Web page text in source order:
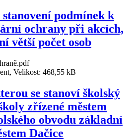
podmínek k
ochrany při akcích,
větší počet osob
Velikost: 468,55 kB
se stanoví školský
zřízené městem
obvodu základní
Dačice